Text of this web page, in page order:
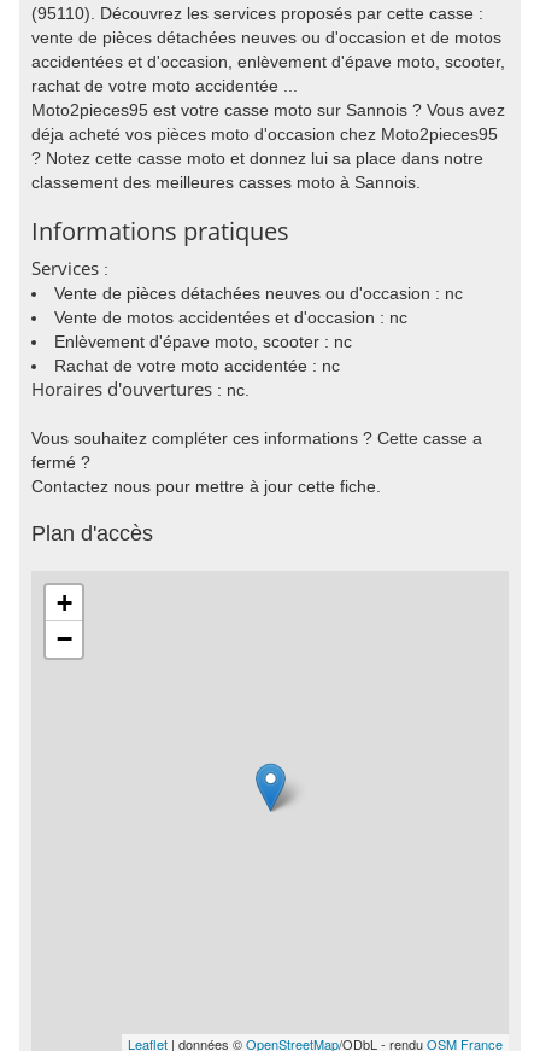
(95110). Découvrez les services proposés par cette casse :
vente de pièces détachées neuves ou d'occasion et de motos
accidentées et d'occasion, enlèvement d'épave moto, scooter,
rachat de votre moto accidentée ...
Moto2pieces95 est votre casse moto sur Sannois ? Vous avez
déja acheté vos pièces moto d'occasion chez Moto2pieces95
? Notez cette casse moto et donnez lui sa place dans notre
classement des meilleures casses moto à Sannois.
Informations pratiques
Services :
Vente de pièces détachées neuves ou d'occasion : nc
Vente de motos accidentées et d'occasion : nc
Enlèvement d'épave moto, scooter : nc
Rachat de votre moto accidentée : nc
Horaires d'ouvertures : nc.
Vous souhaitez compléter ces informations ? Cette casse a
fermé ?
Contactez nous pour mettre à jour cette fiche.
Plan d'accès
+
−
Leaflet | données ©OpenStreetMap/ODbL - renduOSM France